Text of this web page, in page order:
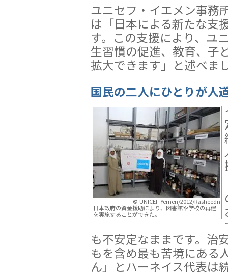
ユニセフ・イエメン事務
は「日本による新たな支
す。この支援により、ユ
生習慣の促進、教育、子
拡大できます」と述べま
国民の二人にひとりが人
© UNICEF Yemen/2012/Rasheedn
日本政府の資金援助により、図書館や学校の再建
を実施することができた。
も不安定なままです。治
もを含め最も苦境にある
ん」とハーネイス代表は